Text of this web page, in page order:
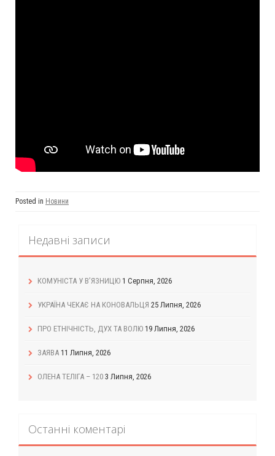
Posted in Новини
Недавні записи
КОМУНІСТА У В’ЯЗНИЦЮ 1 Серпня, 2026
УКРАЇНА ЧЕКАЄ НА КОНОВАЛЬЦЯ 25 Липня, 2026
ПРО ЕТНІЧНІСТЬ, ДУХ ТА ВОЛЮ 19 Липня, 2026
ЗАЯВА 11 Липня, 2026
ОЛЕНА ТЕЛІГА – 120 3 Липня, 2026
Останні коментарі